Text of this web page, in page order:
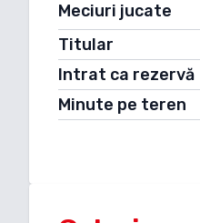
Meciuri jucate
Titular
Intrat ca rezervă
Minute pe teren